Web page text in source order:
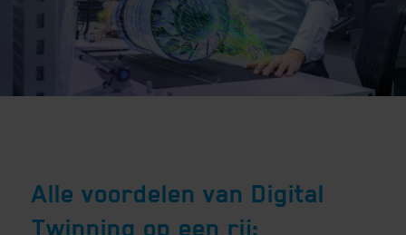
Alle voordelen van Digital
Twinning op een rij: